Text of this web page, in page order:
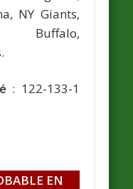
NY Giants,
Buffalo,
: 122-133-1
EN